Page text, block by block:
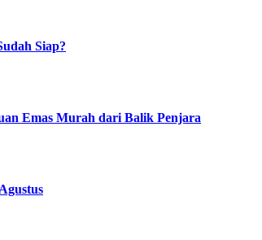
Siap?
Emas Murah dari Balik Penjara